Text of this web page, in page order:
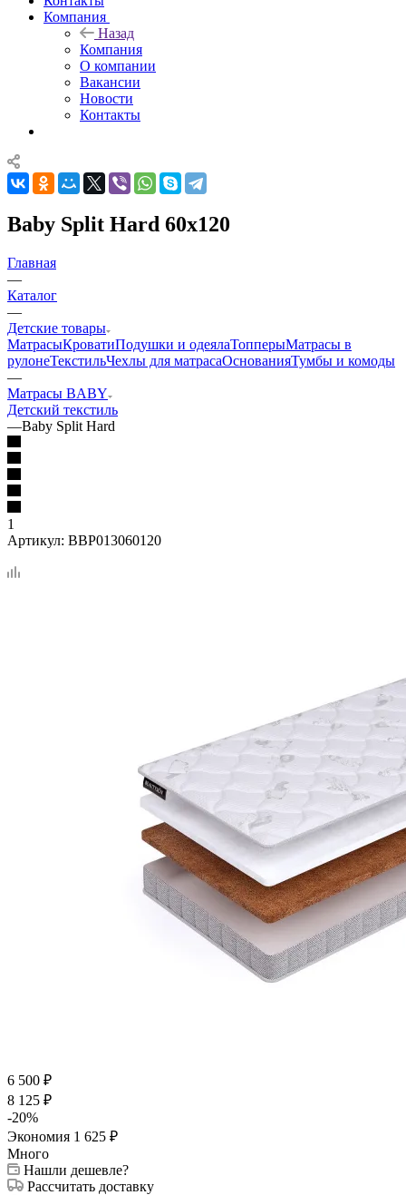
Компания
Назад
Компания
О компании
Вакансии
Новости
Контакты
Baby Split Hard 60x120
Главная
—
Каталог
—
Детские товары
МатрасыКроватиПодушки и одеялаТопперыМатрасы в
рулонеТекстильЧехлы для матрасаОснованияТумбы и комоды
—
Матрасы BABY
Детский текстиль
—Baby Split Hard
1
Артикул: BBP013060120
6 500 ₽
8 125 ₽
-20%
Экономия 1 625 ₽
Много
Нашли дешевле?
Рассчитать доставку